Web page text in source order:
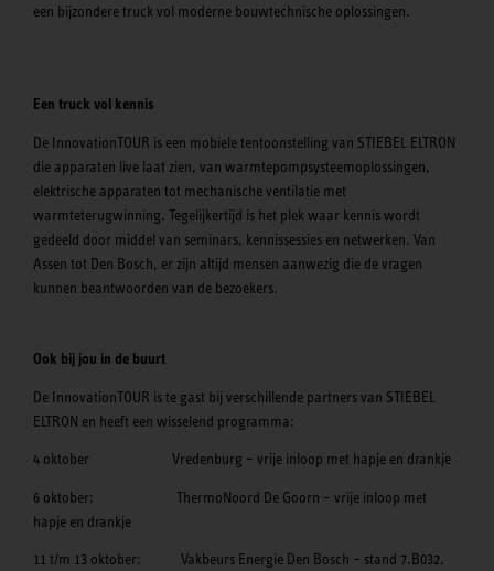
een bijzondere truck vol moderne bouwtechnische oplossingen.
Een truck vol kennis
De InnovationTOUR is een mobiele tentoonstelling van STIEBEL ELTRON
die apparaten live laat zien, van warmtepompsysteemoplossingen,
elektrische apparaten tot mechanische ventilatie met
warmteterugwinning. Tegelijkertijd is het plek waar kennis wordt
gedeeld door middel van seminars, kennissessies en netwerken. Van
Assen tot Den Bosch, er zijn altijd mensen aanwezig die de vragen
kunnen beantwoorden van de bezoekers.
Ook bij jou in de buurt
De InnovationTOUR is te gast bij verschillende partners van STIEBEL
ELTRON en heeft een wisselend programma:
4 oktober Vredenburg – vrije inloop met hapje en drankje
6 oktober: ThermoNoord De Goorn – vrije inloop met
hapje en drankje
11 t/m 13 oktober: Vakbeurs Energie Den Bosch – stand 7.B032.